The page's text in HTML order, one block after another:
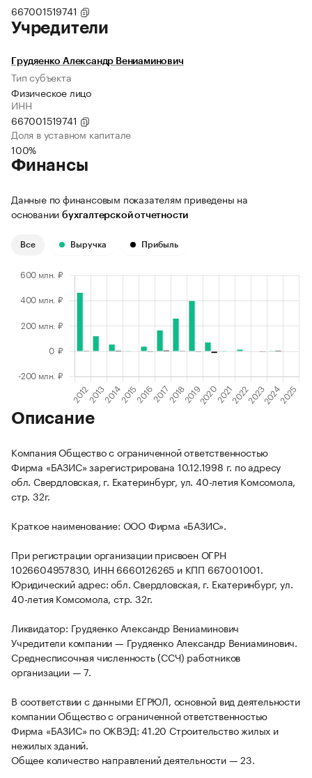
667001519741
Учредители
Грудяенко Александр Вениаминович
Тип субъекта
Физическое лицо
ИНН
667001519741
Доля в уставном капитале
100%
Финансы
Данные по финансовым показателям приведены на
основании бухгалтерской отчетности
Все Выручка Прибыль
Описание
Компания Общество с ограниченной ответственностью
Фирма «БАЗИС» зарегистрирована 10.12.1998 г. по адресу
обл. Свердловская, г. Екатеринбург, ул. 40-летия Комсомола,
стр. 32г.
Краткое наименование: ООО Фирма «БАЗИС».
При регистрации организации присвоен ОГРН
1026604957830, ИНН 6660126265 и КПП 667001001.
Юридический адрес: обл. Свердловская, г. Екатеринбург, ул.
40-летия Комсомола, стр. 32г.
Ликвидатор: Грудяенко Александр Вениаминович
Учредители компании — Грудяенко Александр Вениаминович.
Среднесписочная численность (ССЧ) работников
организации — 7.
В соответствии с данными ЕГРЮЛ, основной вид деятельности
компании Общество с ограниченной ответственностью
Фирма «БАЗИС» по ОКВЭД: 41.20 Строительство жилых и
нежилых зданий.
Общее количество направлений деятельности — 23.